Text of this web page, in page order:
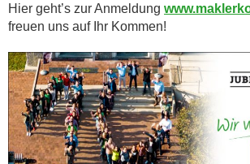
Hier geht’s zur Anmeldung
freuen uns auf Ihr Kommen!